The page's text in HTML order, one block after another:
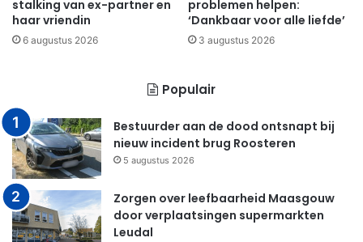
stalking van ex-partner en
haar vriendin
6 augustus 2026
problemen helpen:
‘Dankbaar voor alle liefde’
3 augustus 2026
Populair
Bestuurder aan de dood ontsnapt bij
nieuw incident brug Roosteren
5 augustus 2026
Zorgen over leefbaarheid Maasgouw
door verplaatsingen supermarkten
Leudal